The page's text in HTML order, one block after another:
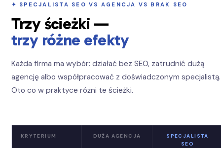
✦ SPECJALISTA SEO VS AGENCJA VS BRAK SEO
Trzy ścieżki —
trzy różne efekty
Każda firma ma wybór: działać bez SEO, zatrudnić dużą
agencję albo współpracować z doświadczonym specjalistą.
Oto co w praktyce różni te ścieżki.
KRYTERIUM DUŻA AGENCJA
SPECJALISTA
SEO